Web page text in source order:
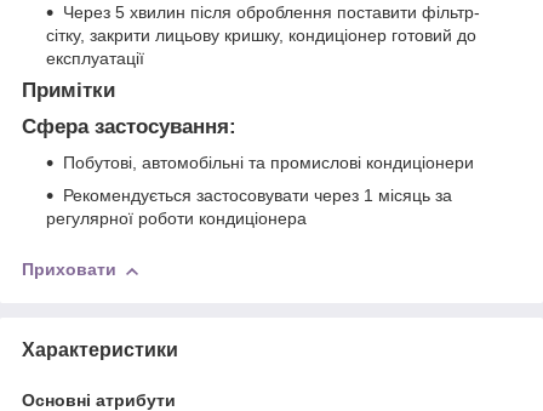
Через 5 хвилин після оброблення поставити фільтр-
сітку, закрити лицьову кришку, кондиціонер готовий до
експлуатації
Примітки
Сфера застосування:
Побутові, автомобільні та промислові кондиціонери
Рекомендується застосовувати через 1 місяць за
регулярної роботи кондиціонера
Приховати
Характеристики
Основні атрибути